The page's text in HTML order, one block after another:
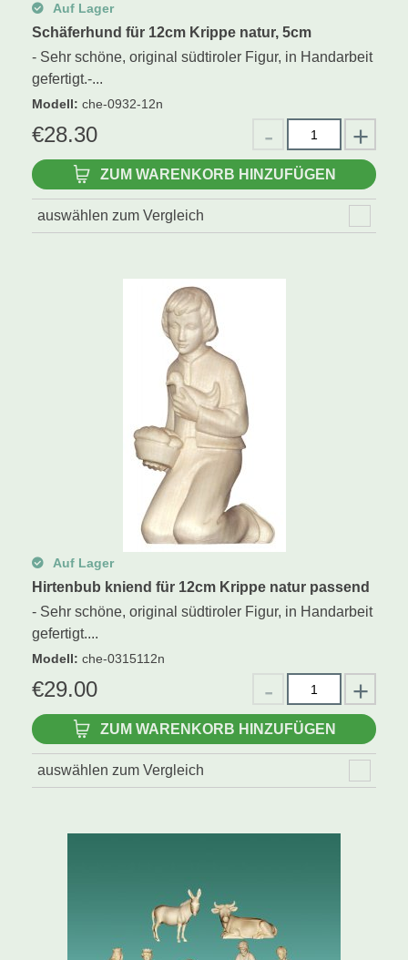
Auf Lager
Schäferhund für 12cm Krippe natur, 5cm
- Sehr schöne, original südtiroler Figur, in Handarbeit
gefertigt.-...
Modell: che-0932-12n
€28.30
ZUM WARENKORB HINZUFÜGEN
auswählen zum Vergleich
Auf Lager
Hirtenbub kniend für 12cm Krippe natur passend
- Sehr schöne, original südtiroler Figur, in Handarbeit
gefertigt....
Modell: che-0315112n
€29.00
ZUM WARENKORB HINZUFÜGEN
auswählen zum Vergleich